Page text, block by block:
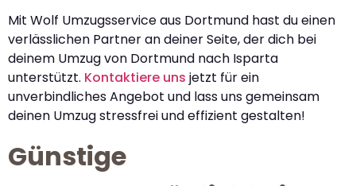
Mit Wolf Umzugsservice aus Dortmund hast du einen
verlässlichen Partner an deiner Seite, der dich bei
deinem Umzug von Dortmund nach Isparta
unterstützt. Kontaktiere uns jetzt für ein
unverbindliches Angebot und lass uns gemeinsam
deinen Umzug stressfrei und effizient gestalten!
Günstige